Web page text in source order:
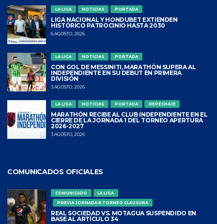
LA LIGA NOTICIAS PORTADA
LIGA NACIONAL Y HONDUBET EXTIENDEN
HISTÓRICO PATROCINIO HASTA 2030
6 AGOSTO, 2026
LA LIGA NOTICIAS PORTADA
CON GOL DE MESSINITI, MARATHÓN SUPERA AL
INDEPENDIENTE EN SU DEBUT EN PRIMERA
DIVISIÓN
3 AGOSTO, 2026
LA LIGA NOTICIAS PORTADA REPECHAJE
MARATHÓN RECIBE AL CLUB INDEPENDIENTE EN EL
CIERRE DE LA JORNADA 1 DEL TORNEO APERTURA
2026-2027
3 AGOSTO, 2026
COMUNICADOS OFICIALES
COMUNICADO
LA LIGA
PREVIA JORNADA 8 TORNEO CLAUSURA
REAL SOCIEDAD VS. MOTAGUA SUSPENDIDO EN
BASE AL ARTÍCULO 34